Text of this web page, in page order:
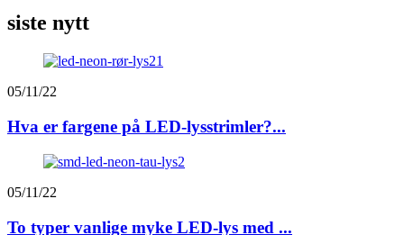
siste nytt
05/11/22
Hva er fargene på LED-lysstrimler?...
05/11/22
To typer vanlige myke LED-lys med ...